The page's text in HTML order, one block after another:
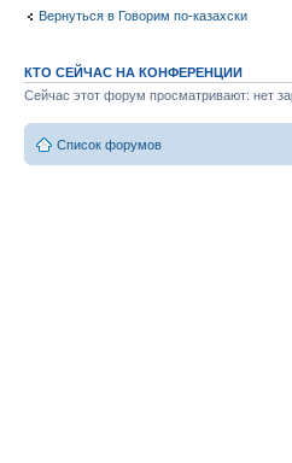
Вернуться в Говорим по-казахски
КТО СЕЙЧАС НА КОНФЕРЕНЦИИ
Сейчас этот форум просматривают: нет
Список форумов